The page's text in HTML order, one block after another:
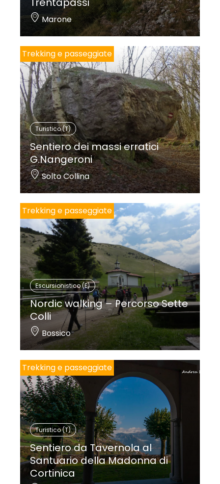
Marone
Trekking e passeggiate
Turistico (T)
Sentiero dei massi erratici
G.Nangeroni
Solto Collina
Trekking e passeggiate
Escursionistico (E)
Nordic walking – Percorso Sette
Colli
Bossico
Trekking e passeggiate
Turistico (T)
Sentiero da Tavernola al
Santuario della Madonna di
Cortinica